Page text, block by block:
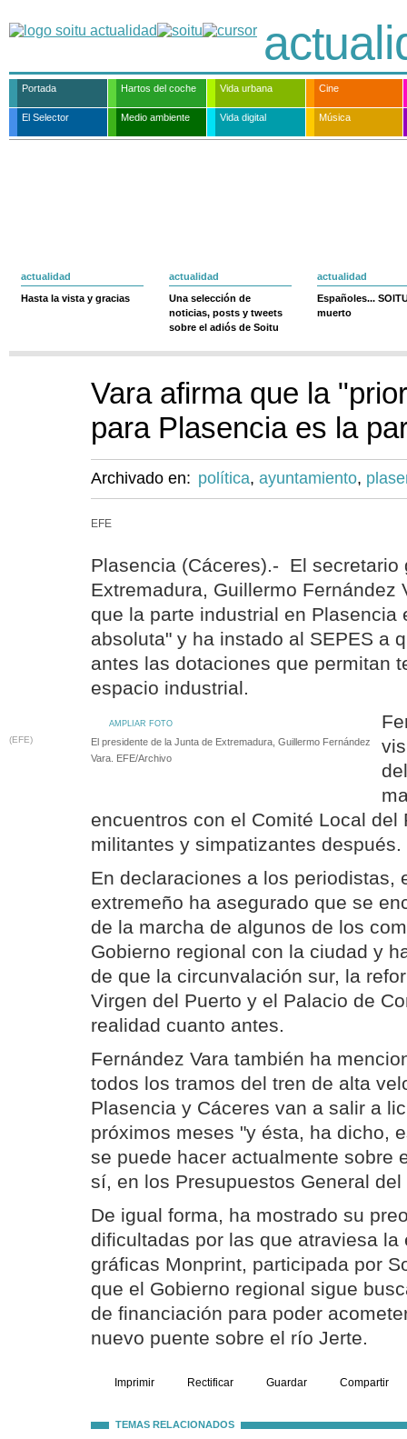
Portada Hartos del coche Vida urbana Cine
El Selector Medio ambiente Vida digital Música
actualidad
Hasta la vista y gracias
actualidad
Una selección de
noticias, posts y tweets
sobre el adiós de Soitu
actualidad
Españoles...
muerto
Vara afirma que la
para Plasencia es la
Archivado en: política, ayuntamiento,
EFE
Plasencia (Cáceres).- El secretario
Extremadura, Guillermo Fernández
que la parte industrial en Plasencia
absoluta" y ha instado al SEPES a
antes las dotaciones que permitan
espacio industrial.
AMPLIAR FOTO
(EFE)
El presidente de la Junta de Extremadura, Guillermo Fernández
Vara. EFE/Archivo
encuentros con el Comité Local del
militantes y simpatizantes después.
En declaraciones a los periodistas,
extremeño ha asegurado que se
de la marcha de algunos de los
Gobierno regional con la ciudad y
de que la circunvalación sur, la
Virgen del Puerto y el Palacio de
realidad cuanto antes.
Fernández Vara también ha
todos los tramos del tren de alta
Plasencia y Cáceres van a salir a
próximos meses "y ésta, ha dicho,
se puede hacer actualmente sobre
sí, en los Presupuestos General
De igual forma, ha mostrado su
dificultadas por las que atraviesa la
gráficas Monprint, participada por
que el Gobierno regional sigue
de financiación para poder
nuevo puente sobre el río Jerte.
Imprimir Rectificar Guardar Compartir
TEMAS RELACIONADOS